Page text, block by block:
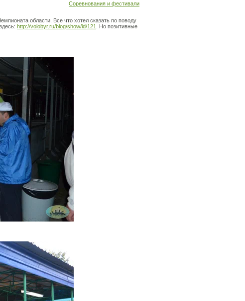
Соревнования и фестивали
области. Все что хотел сказать по поводу
http://volobyr.ru/blog/show/id/121
. Но позитивные